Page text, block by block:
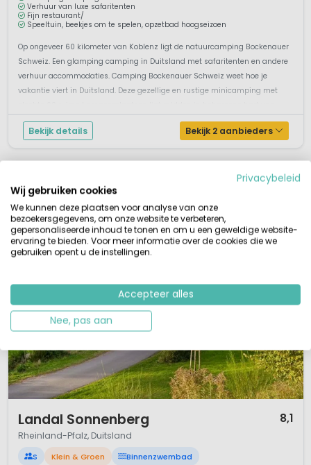
Verhuur van luxe safaritenten
Fijn restaurant/
Speeltuin, beekjes om te spelen, opzetbad hoogseizoen
Op ongeveer 60 kilometer van Koblenz ligt de natuurcamping Bockenauer
Schweiz. Een glamping camping in Duitsland met safaritenten en andere
verhuur accommodaties. Camping Bockenauer Schweiz weet hoe je
vakantie viert in Duitsland. Deze gezellige en rustige minicamping met
Rheinland...
Bekijk details Bekijk 2 aanbieders
Landal Sonnenberg 8,1
Rheinland-Pfalz, Duitsland
S Klein & Groen Binnenzwembad
Privacybeleid
Wij gebruiken cookies
We kunnen deze plaatsen voor analyse van onze
bezoekersgegevens, om onze website te verbeteren,
gepersonaliseerde inhoud te tonen en om u een geweldige website-
ervaring te bieden. Voor meer informatie over de cookies die we
gebruiken opent u de instellingen.
Accepteer alles
Nee, pas aan